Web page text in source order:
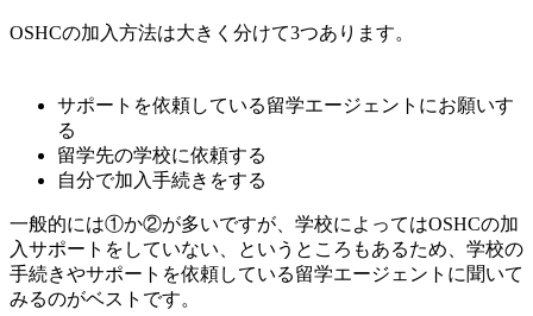
OSHCの加入方法は大きく分けて3つあります。
サポートを依頼している留学エージェントにお願いす
る
留学先の学校に依頼する
自分で加入手続きをする
一般的には①か②が多いですが、学校によってはOSHCの加
入サポートをしていない、というところもあるため、 学校の
手続きやサポートを依頼している留学エージェントに聞いて
みるのがベスト です。